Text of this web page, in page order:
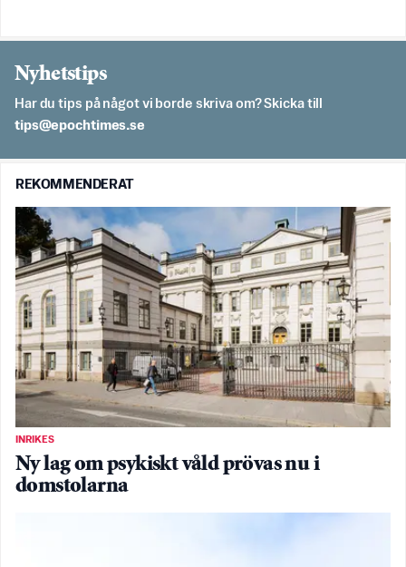
Nyhetstips
Har du tips på något vi borde skriva om? Skicka till
es.semithcope@spit
REKOMMENDERAT
INRIKES
Ny lag om psykiskt våld prövas nu i
domstolarna